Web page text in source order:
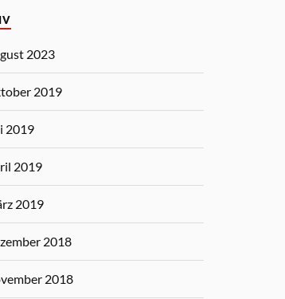
2023
2019
2019
2019
2019
2018
2018